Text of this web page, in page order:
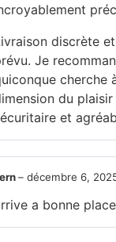
discrète
Je
cherche
du
et
– décembre 6,
a bonne place